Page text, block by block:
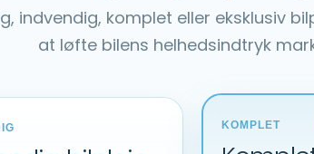
indvendig, komplet eller eksklusiv
at løfte bilens helhedsindtryk
KOMPLET